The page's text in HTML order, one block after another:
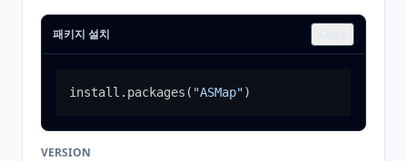
패키지 설치
install.packages ( "ASMap")
VERSION